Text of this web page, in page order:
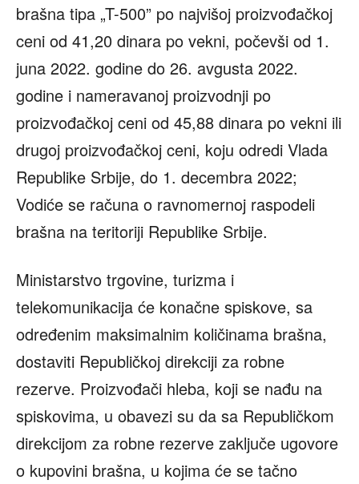
brašna tipa „T-500” po najvišoj proizvođačkoj
ceni od 41,20 dinara po vekni, počevši od 1.
juna 2022. godine do 26. avgusta 2022.
godine i nameravanoj proizvodnji po
proizvođačkoj ceni od 45,88 dinara po vekni ili
drugoj proizvođačkoj ceni, koju odredi Vlada
Republike Srbije, do 1. decembra 2022;
Vodiće se računa o ravnomernoj raspodeli
brašna na teritoriji Republike Srbije.
Ministarstvo trgovine, turizma i
telekomunikacija će konačne spiskove, sa
određenim maksimalnim količinama brašna,
dostaviti Republičkoj direkciji za robne
rezerve. Proizvođači hleba, koji se nađu na
spiskovima, u obavezi su da sa Republičkom
direkcijom za robne rezerve zaključe ugovore
o kupovini brašna, u kojima će se tačno